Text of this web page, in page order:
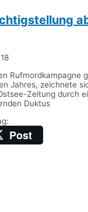
Rufmordkampagne
Jahres, zeichnete
Zeitung durch
Duktus
Post